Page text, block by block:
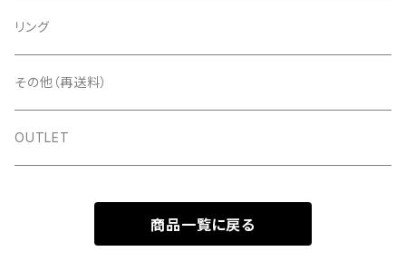
シェル
ライト
ディスプレイ
シェルピアス
ゴールド
シルバー
パールピアス
ゴールド
リング
その他（再送料）
OUTLET
商品一覧に戻る